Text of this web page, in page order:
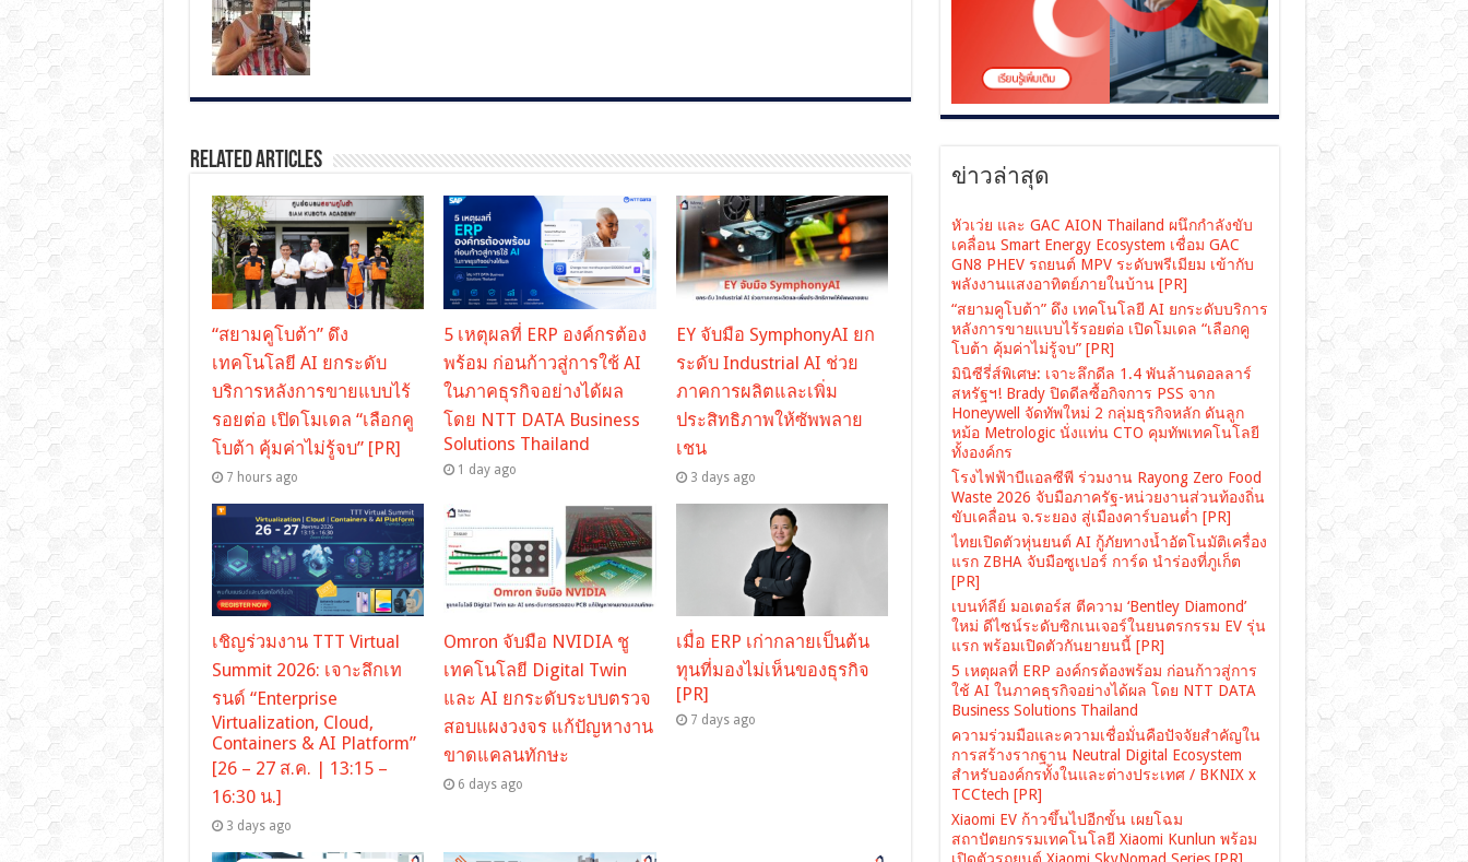
Related Articles
“สยามคูโบต้า” ดึง
เทคโนโลยี AI ยกระดับ
บริการหลังการขายแบบไร้
รอยต่อ เปิดโมเดล “เลือกคู
โบต้า คุ้มค่าไม่รู้จบ” [PR]
7 hours ago
5 เหตุผลที่ ERP องค์กรต้อง
พร้อม ก่อนก้าวสู่การใช้ AI
ในภาคธุรกิจอย่างได้ผล
โดย NTT DATA Business
Solutions Thailand
1 day ago
EY จับมือ SymphonyAI ยก
ระดับ Industrial AI ช่วย
ภาคการผลิตและเพิ่ม
ประสิทธิภาพให้ซัพพลาย
เชน
3 days ago
เชิญร่วมงาน TTT Virtual
Summit 2026: เจาะลึกเท
รนด์ “Enterprise
Virtualization, Cloud,
Containers & AI Platform”
[26 – 27 ส.ค. | 13:15 –
16:30 น.]
3 days ago
Omron จับมือ NVIDIA ชู
เทคโนโลยี Digital Twin
และ AI ยกระดับระบบตรวจ
สอบแผงวงจร แก้ปัญหางาน
ขาดแคลนทักษะ
6 days ago
เมื่อ ERP เก่ากลายเป็นต้น
ทุนที่มองไม่เห็นของธุรกิจ
[PR]
7 days ago
ข่าวล่าสุด
หัวเว่ย และ GAC AION Thailand ผนึกกำลังขับ
เคลื่อน Smart Energy Ecosystem เชื่อม GAC
GN8 PHEV รถยนต์ MPV ระดับพรีเมียม เข้ากับ
พลังงานแสงอาทิตย์ภายในบ้าน [PR]
“สยามคูโบต้า” ดึง เทคโนโลยี AI ยกระดับบริการ
หลังการขายแบบไร้รอยต่อ เปิดโมเดล “เลือกคู
โบต้า คุ้มค่าไม่รู้จบ” [PR]
มินิซีรี่ส์พิเศษ: เจาะลึกดีล 1.4 พันล้านดอลลาร์
สหรัฐฯ! Brady ปิดดีลซื้อกิจการ PSS จาก
Honeywell จัดทัพใหม่ 2 กลุ่มธุรกิจหลัก ดันลูก
หม้อ Metrologic นั่งแท่น CTO คุมทัพเทคโนโลยี
ทั้งองค์กร
โรงไฟฟ้าบีแอลซีพี ร่วมงาน Rayong Zero Food
Waste 2026 จับมือภาครัฐ-หน่วยงานส่วนท้องถิ่น
ขับเคลื่อน จ.ระยอง สู่เมืองคาร์บอนต่ำ [PR]
ไทยเปิดตัวหุ่นยนต์ AI กู้ภัยทางน้ำอัตโนมัติเครื่อง
แรก ZBHA จับมือซูเปอร์ การ์ด นำร่องที่ภูเก็ต
[PR]
เบนท์ลีย์ มอเตอร์ส ตีความ ‘Bentley Diamond’
ใหม่ ดีไซน์ระดับซิกเนเจอร์ในยนตรกรรม EV รุ่น
แรก พร้อมเปิดตัวกันยายนนี้ [PR]
5 เหตุผลที่ ERP องค์กรต้องพร้อม ก่อนก้าวสู่การ
ใช้ AI ในภาคธุรกิจอย่างได้ผล โดย NTT DATA
Business Solutions Thailand
ความร่วมมือและความเชื่อมั่นคือปัจจัยสำคัญใน
การสร้างรากฐาน Neutral Digital Ecosystem
สำหรับองค์กรทั้งในและต่างประเทศ / BKNIX x
TCCtech [PR]
Xiaomi EV ก้าวขึ้นไปอีกขั้น เผยโฉม
สถาปัตยกรรมเทคโนโลยี Xiaomi Kunlun พร้อม